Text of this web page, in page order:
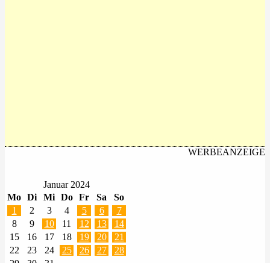
WERBEANZEIGE
Januar 2024
Mo Di Mi Do Fr Sa
So
1
2 3 4 5 6
7
8
9 10 11 12 13
14
15
16 17 18 19 20
21
22
23 24 25 26 27
28